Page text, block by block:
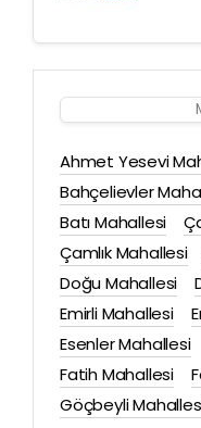
Ahmet Yesevi
Bahçelievler
Batı Mahallesi
Çamlık Mahallesi
Doğu Mahallesi
Emirli Mahallesi
Esenler Mahallesi
Fatih Mahallesi
Göçbeyli